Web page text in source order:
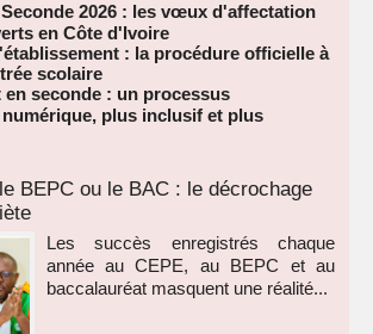
2026 : les vœux d'affectation
en Côte d'Ivoire
: la procédure officielle à
scolaire
en seconde : un processus
plus inclusif et plus
BEPC ou le BAC : le décrochage
Les succès enregistrés chaque
année au CEPE, au BEPC et au
baccalauréat masquent une réalité...